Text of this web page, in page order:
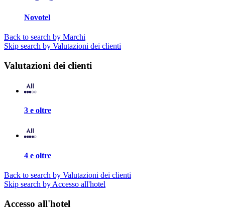
Novotel
Back to search by Marchi
Skip search by Valutazioni dei clienti
Valutazioni dei clienti
3 e oltre
4 e oltre
Back to search by Valutazioni dei clienti
Skip search by Accesso all'hotel
Accesso all'hotel